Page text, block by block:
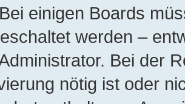
einigen Boards
werden –
Bei der
nötig ist oder